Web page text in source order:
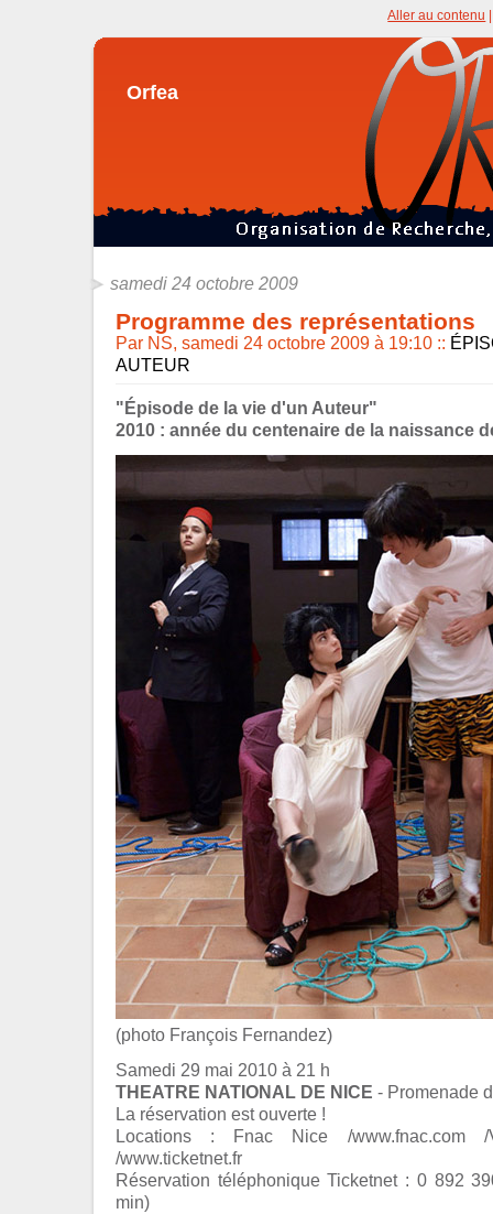
Orfea
Aller au contenu
samedi 24 octobre 2009
Programme des représentations
Par NS, samedi 24 octobre 2009 à 19:10 ::
AUTEUR
"Épisode de la vie d'un Auteur"
2010 : année du centenaire de la naissance
(photo François Fernandez)
Samedi 29 mai 2010 à 21 h
THEATRE NATIONAL DE NICE - Promenade
La réservation est ouverte !
Locations : Fnac Nice /www.fnac.com /
/www.ticketnet.fr
Réservation téléphonique Ticketnet : 0 892
min)